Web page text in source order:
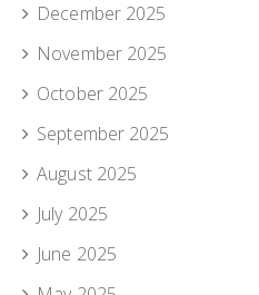
December 2025
November 2025
October 2025
September 2025
August 2025
July 2025
June 2025